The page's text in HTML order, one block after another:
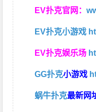
EV扑克官网：
EV扑克小游戏
EV扑克娱乐场
GG扑克小游戏
蜗牛扑克最新网